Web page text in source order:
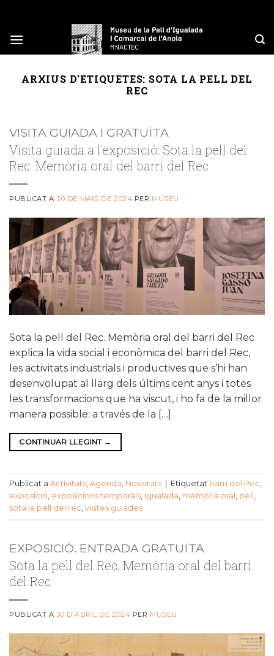
content
ARXIUS D'ETIQUETES: SOTA LA PELL DEL
REC
VISITA GUIADA I GRATUÏTA
Visita guiada a l’exposició: Sota la pell del
Rec. Memòria oral del barri del Rec
PUBLICAT A20 DE MAIG DE 2024 PER MUSEU
Sota la pell del Rec. Memòria oral del barri del Rec
explica la vida social i econòmica del barri del Rec,
les activitats industrials i productives que s’hi han
desenvolupat al llarg dels últims cent anys i totes
les transformacions que ha viscut, i ho fa de la millor
manera possible: a través de la […]
CONTINUAR LLEGINT →
Publicat a Activitats, Agenda, Novetats Etiquetat barri del Rec,
exposició, exposicions temporals, Igualada, memòria oral , pell ,
sota la pell del rec, visites guiades
EXPOSICIÓ. ENTRADA GRATUÏTA
Sota la pell del Rec. Memòria oral del barri
del Rec
PUBLICAT A30 D'ABRIL DE 2024 PER MUSEU